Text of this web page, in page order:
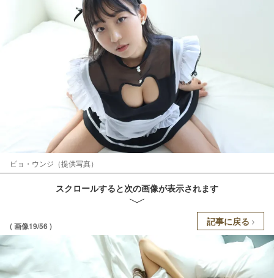
ピョ・ウンジ（提供写真）
スクロールすると次の画像が表示されます
( 画像19/56 ) 記事に戻る